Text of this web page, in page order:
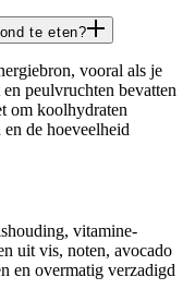
te eten?
vooral als je
peulvruchten bevatten
om koolhydraten
de hoeveelheid
vitamine-
uit vis, noten, avocado
en overmatig verzadigd